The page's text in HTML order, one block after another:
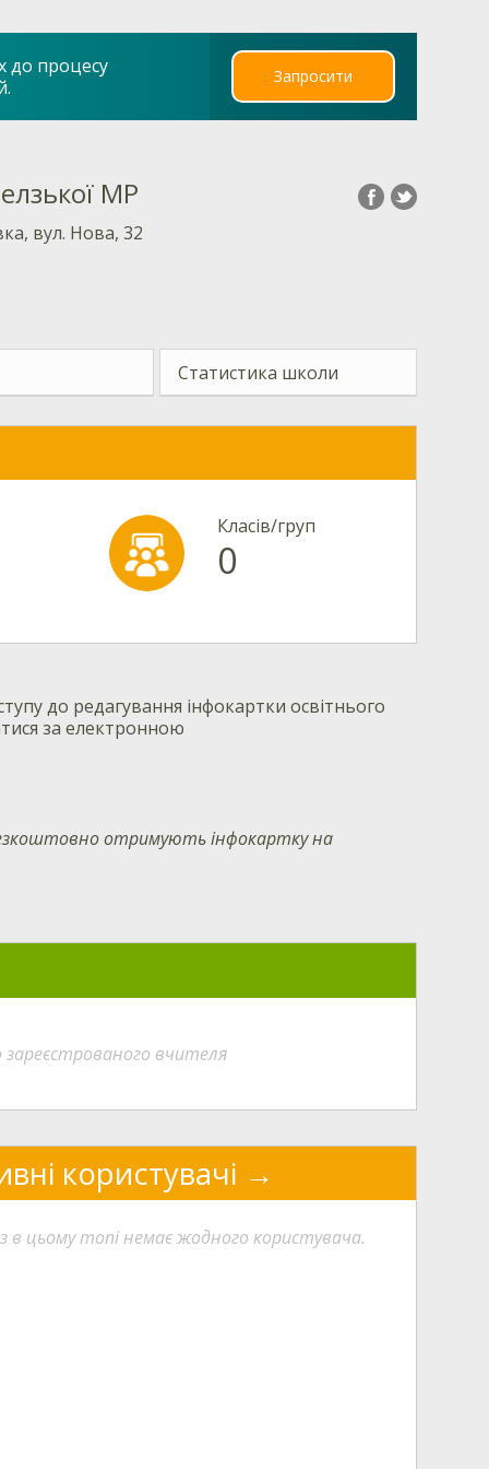
до процесу
Запросити
МР
вул. Нова, 32
Статистика школи
Класів/груп
0
до редагування інфокартки освітнього
за електронною
отримують інфокартку на
вчителя
користувачі
в цьому топі немає жодного користувача.